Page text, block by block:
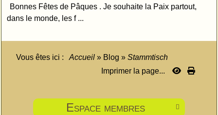
Bonnes Fêtes de Pâques . Je souhaite la Paix partout,
dans le monde, les f ...
Vous êtes ici : Accueil » Blog » Stammtisch
Imprimer la page...

Espace membres